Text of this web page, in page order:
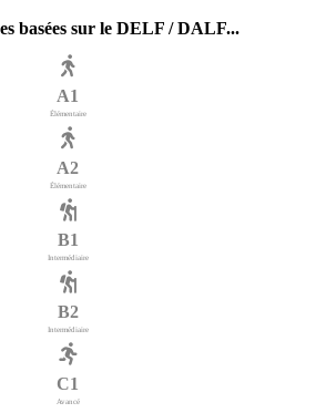
basées sur le DELF / DALF...
A1
Élémentaire
A2
Élémentaire
B1
Intermédiaire
B2
Intermédiaire
C1
Avancé